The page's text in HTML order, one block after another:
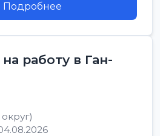
Подробнее
работу в Ган-